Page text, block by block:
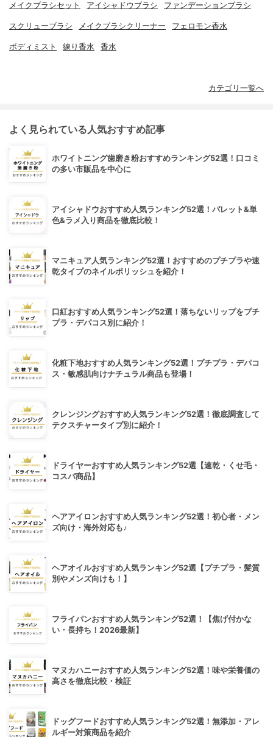
メイクブラシセット アイシャドウブラシ ファンデーションブラシ
スクリューブラシ メイクブラシクリーナー フェロモン香水
ボディミスト 練り香水 香水
カテゴリ一覧へ
よく見られている人気おすすめ記事
ホワイトニング歯磨き粉おすすめランキング52選！口コミ
の多い市販品を中心に
アイシャドウおすすめ人気ランキング52選！パレット&単
色&ラメ入り商品を徹底比較！
マニキュア人気ランキング52選！おすすめのプチプラや速
乾タイプのネイルポリッシュを紹介！
口紅おすすめ人気ランキング52選！落ちないリップをプチ
プラ・デパコス別に紹介！
化粧下地おすすめ人気ランキング52選！プチプラ・デパコ
ス・敏感肌向けナチュラル商品も登場！
クレンジングおすすめ人気ランキング52選！徹底調査して
テクスチャータイプ別に紹介！
ドライヤーおすすめ人気ランキング52選【速乾・くせ毛・
コスパ商品】
ヘアアイロンおすすめ人気ランキング52選！初心者・メン
ズ向け・海外対応も♪
ヘアオイルおすすめ人気ランキング52選【プチプラ・髪質
別やメンズ向けも！】
フライパンおすすめ人気ランキング52選！【焦げ付かな
い・長持ち！2026最新】
マヌカハニーおすすめ人気ランキング52選！味や栄養価の
高さを徹底比較・検証
ドッグフードおすすめ人気ランキング52選！無添加・アレ
ルギー対策商品を紹介